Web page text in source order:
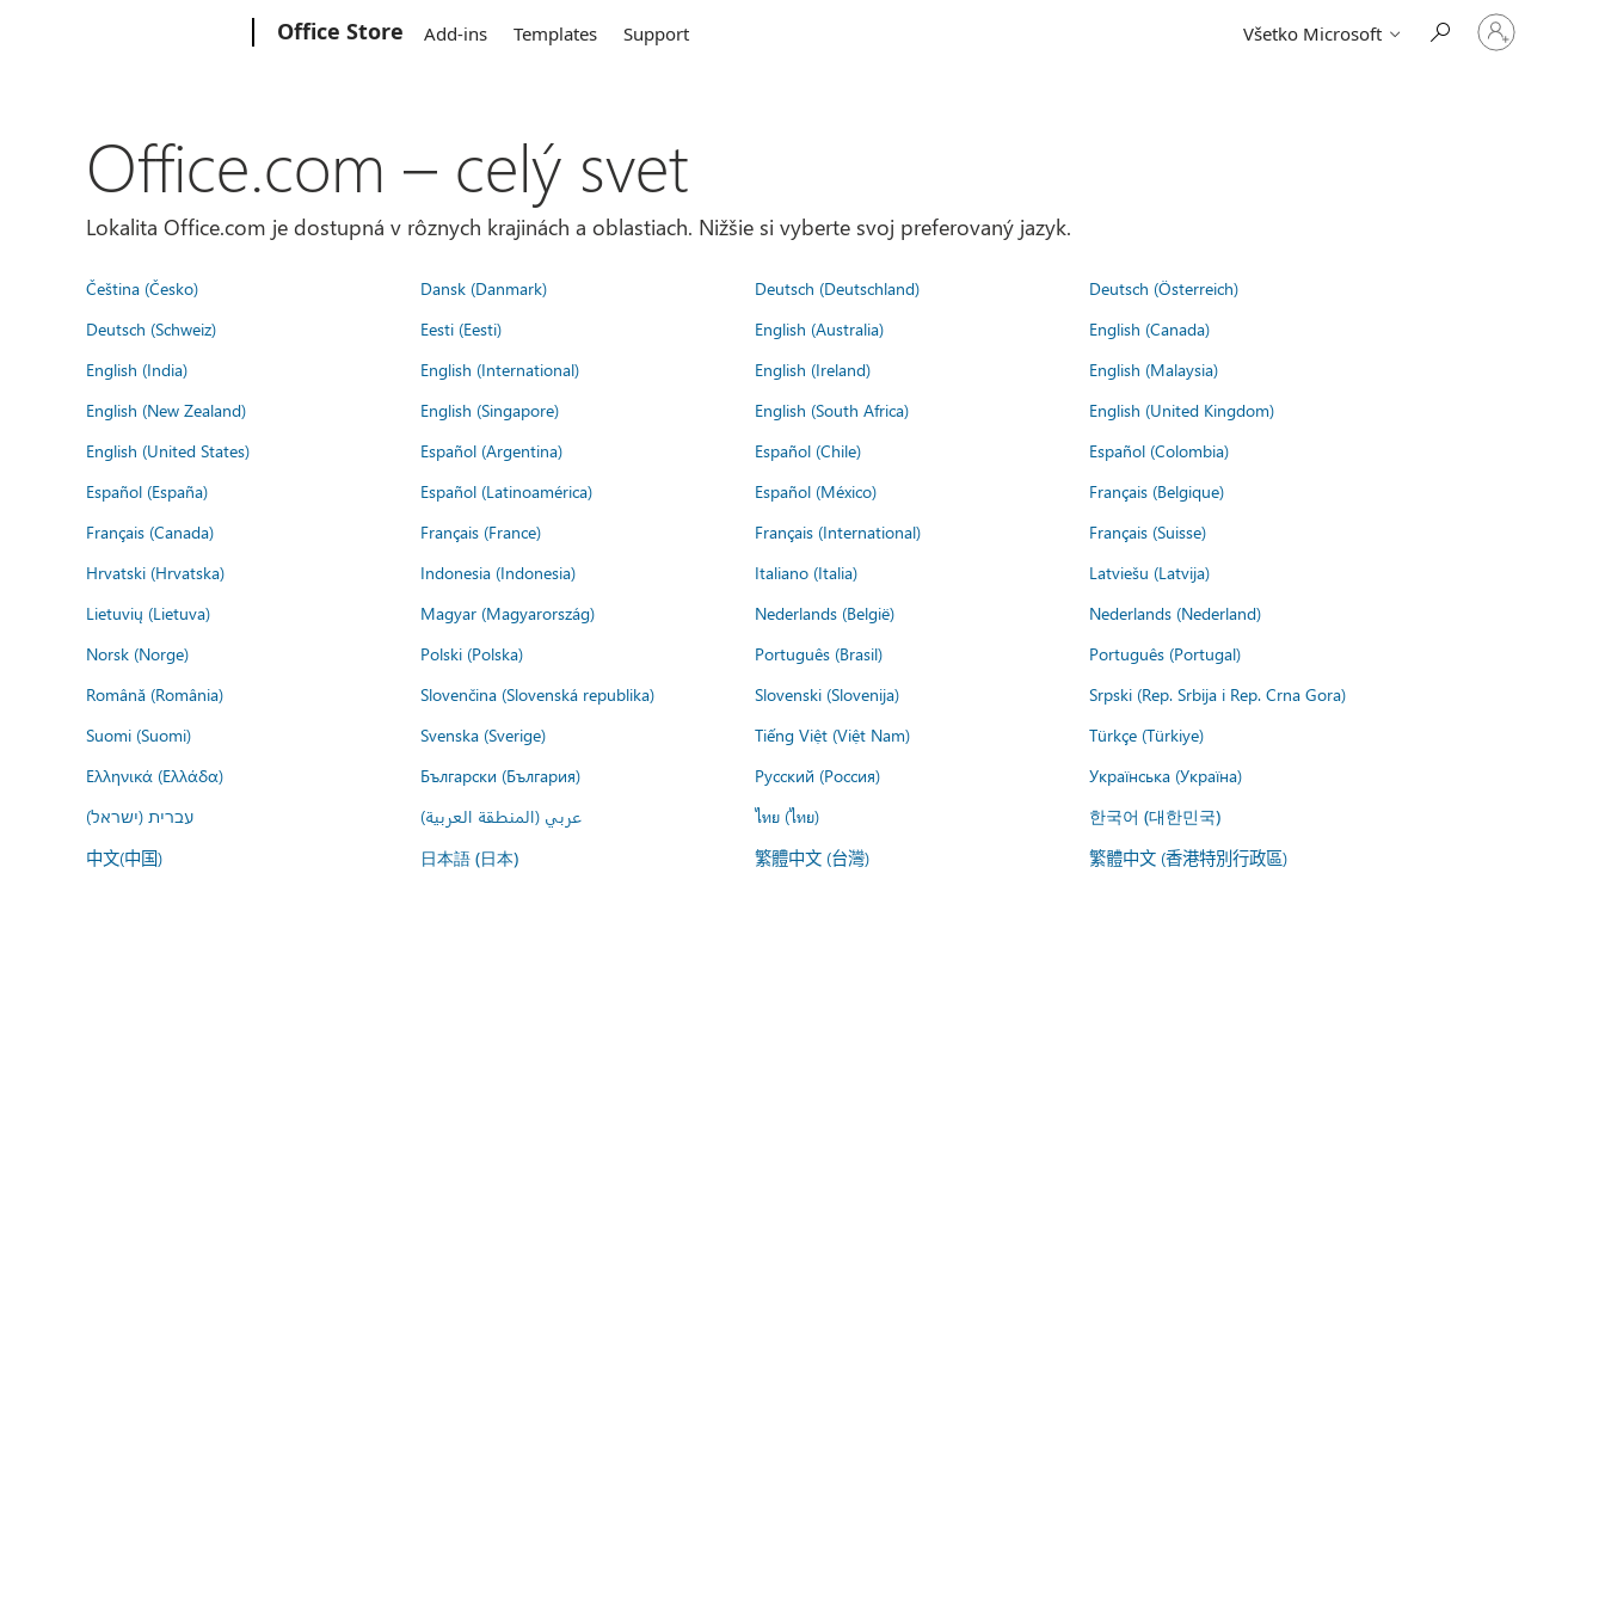
Office Store Add-ins Templates Support Všetko Microsoft
Prihláste
sa
Office.com – celý svet
Lokalita Office.com je dostupná v rôznych krajinách a oblastiach. Nižšie si vyberte svoj preferovaný jazyk.
Čeština (Česko) Dansk (Danmark) Deutsch (Deutschland)
Deutsch (Österreich)
Deutsch (Schweiz)
Eesti (Eesti) English (Australia)
English (Canada)
English (India)
English (International) English (Ireland)
English (Malaysia)
English (New Zealand)
English (Singapore) English (South Africa)
English (United Kingdom)
English (United States)
Español (Argentina) Español (Chile)
Español (Colombia)
Español (España)
Español (Latinoamérica) Español (México)
Français (Belgique)
Français (Canada)
Français (France) Français (International)
Français (Suisse)
Hrvatski (Hrvatska)
Indonesia (Indonesia) Italiano (Italia)
Latviešu (Latvija)
Lietuvių (Lietuva)
Magyar (Magyarország) Nederlands (België)
Nederlands (Nederland)
Norsk (Norge)
Polski (Polska) Português (Brasil)
Português (Portugal)
Română (România)
Slovenčina (Slovenská republika) Slovenski (Slovenija)
Srpski (Rep. Srbija i Rep. Crna Gora)
Suomi (Suomi)
Svenska (Sverige) Tiếng Việt (Việt Nam)
Türkçe (Türkiye)
Ελληνικά (Ελλάδα)
Български (България) Русский (Россия)
Українська (Україна)
עברית (ישראל)
عربي (المنطقة العربية) ไทย (ไทย) 한국어 (대한민국)
中文(中国) 日本語 (日本) 繁體中文 (台灣) 繁體中文 (香港特別行政區)